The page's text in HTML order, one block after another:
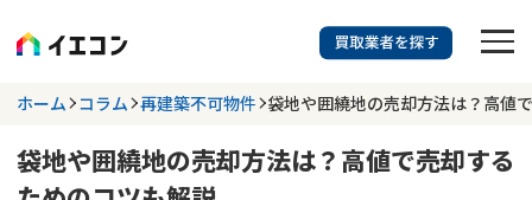
訳あり物件に強い業者を探す
都道府県を選択 相談内容を選択
ホーム コラム 再建築不可物件 袋地や囲繞地の売却方法は？高値
袋地や囲繞地の売却方法は？高値で売却する